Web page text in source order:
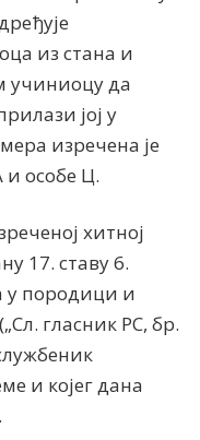
из стана и
учиниоцу да
јој у
изречена је
особе Ц.
хитној
17. ставу 6.
у породици и
гласник РС, бр.
и којег дана